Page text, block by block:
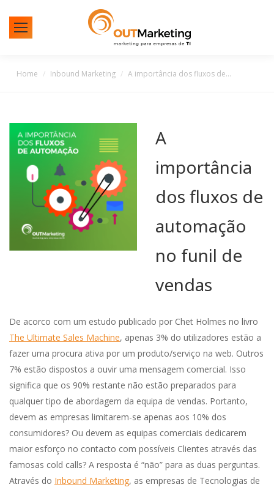
You are here:
Home Inbound Marketing A importância dos fluxos de…
A
importância
dos fluxos de
automação
no funil de
vendas
De acorco com um estudo publicado por Chet Holmes no livro
The Ultimate Sales Machine, apenas 3% do utilizadores estão a
fazer uma procura ativa por um produto/serviço na web. Outros
7% estão dispostos a ouvir uma mensagem comercial. Isso
significa que os 90% restante não estão preparados para
qualquer tipo de abordagem da equipa de vendas. Portanto,
devem as empresas limitarem-se apenas aos 10% dos
consumidores? Ou devem as equipas comerciais dedicarem
maior esforço no contacto com possíveis Clientes através das
famosas cold calls? A resposta é “não” para as duas perguntas.
Através do Inbound Marketing, as empresas de Tecnologias de